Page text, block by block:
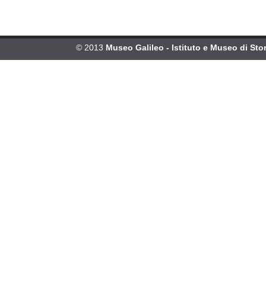
© 2013 Museo Galileo - Istituto e Museo di